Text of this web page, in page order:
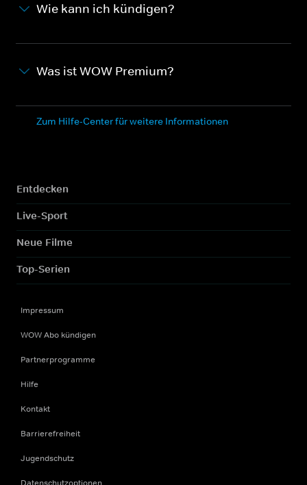
Wie kann ich kündigen?
Was ist WOW Premium?
Zum Hilfe-Center für weitere Informationen
Entdecken
Live-Sport
Neue Filme
Top-Serien
Impressum
WOW Abo kündigen
Partnerprogramme
Hilfe
Kontakt
Barrierefreiheit
Jugendschutz